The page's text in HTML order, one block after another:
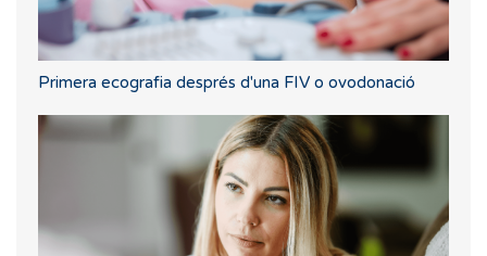
Primera ecografia després d'una FIV o ovodonació